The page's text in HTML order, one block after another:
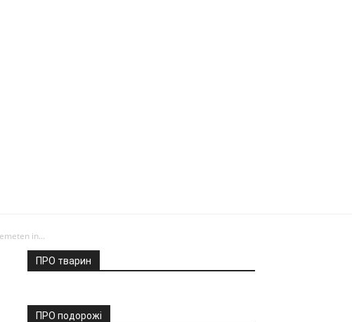
in...
ПРО тварин
ПРО подорожі